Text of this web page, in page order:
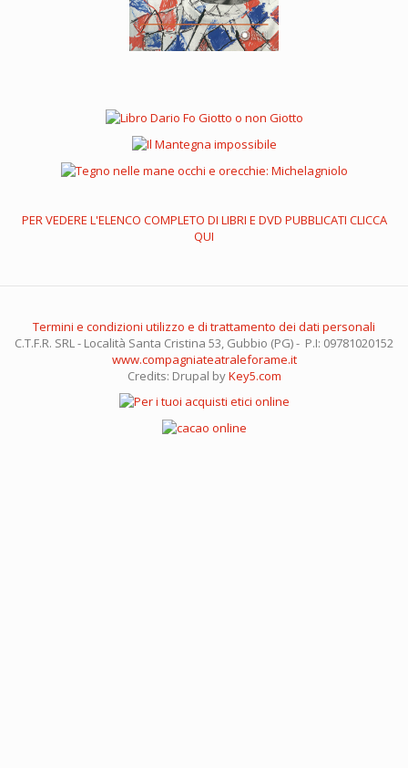
PER VEDERE L'ELENCO COMPLETO DI LIBRI E DVD PUBBLICATI CLICCA
QUI
Termini e condizioni utilizzo e di trattamento dei dati personali
C.T.F.R. SRL - Località Santa Cristina 53, Gubbio (PG) - P.I: 09781020152
www.compagniateatraleforame.it
Credits: Drupal byKey5.com